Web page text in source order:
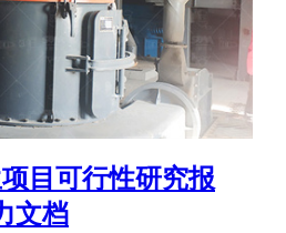
目可行性研究报
文档